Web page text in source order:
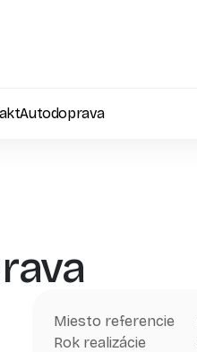
Autodoprava
Miesto referencie
Rok realizácie